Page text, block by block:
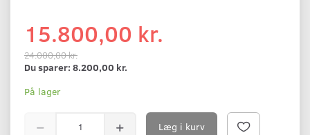
15.800,00 kr.
24.000,00 kr.
Du sparer: 8.200,00 kr.
På lager
Læg i kurv